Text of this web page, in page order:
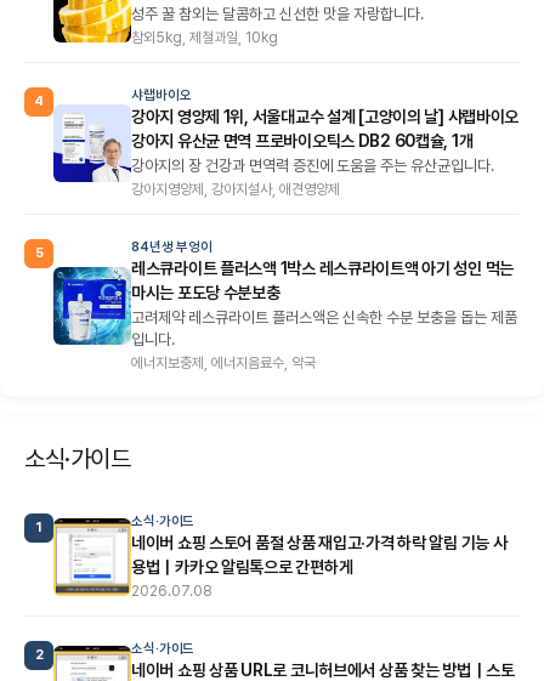
성주 꿀 참외는 달콤하고 신선한 맛을 자랑합니다.
참외5kg, 제철과일, 10kg
4 샤랩바이오
강아지 영양제 1위, 서울대교수 설계 [고양이의 날] 샤랩바이오
강아지 유산균 면역 프로바이오틱스 DB2 60캡슐, 1개
강아지의 장 건강과 면역력 증진에 도움을 주는 유산균입니다.
강아지영양제, 강아지설사, 애견영양제
5 84년생 부엉이
레스큐라이트 플러스액 1박스 레스큐라이트액 아기 성인 먹는
마시는 포도당 수분보충
고려제약 레스큐라이트 플러스액은 신속한 수분 보충을 돕는 제품
입니다.
에너지보충제, 에너지음료수, 약국
소식·가이드
1 소식·가이드
네이버 쇼핑 스토어 품절 상품 재입고·가격 하락 알림 기능 사
용법｜카카오 알림톡으로 간편하게
2026.07.08
2 소식·가이드
네이버 쇼핑 상품 URL로 코니허브에서 상품 찾는 방법｜스토